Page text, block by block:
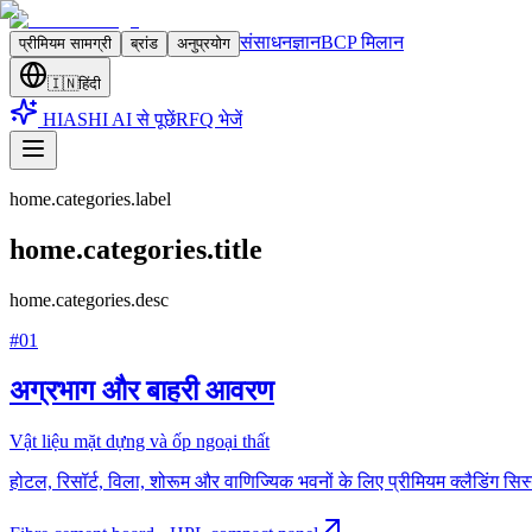
प्रीमियम सामग्री ब्रांड अनुप्रयोग संसाधनज्ञानBCP मिलान
🇮🇳हिंदी
HIASHI AI से पूछेंRFQ भेजें
home.categories.label
home.categories.title
home.categories.desc
#01
अग्रभाग और बाहरी आवरण
Vật liệu mặt dựng và ốp ngoại thất
होटल, रिसॉर्ट, विला, शोरूम और वाणिज्यिक भवनों के लिए प्रीमियम क्लैडिंग